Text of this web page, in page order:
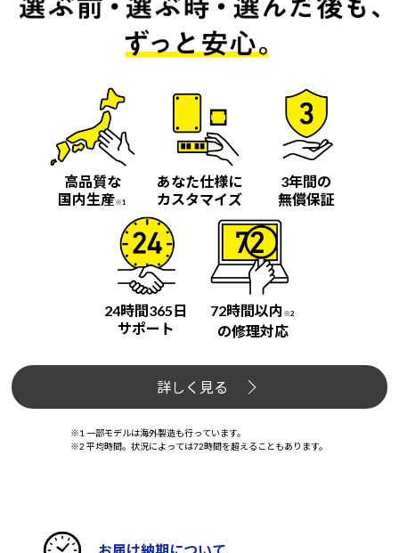
高品質な
国内生産※1
あなた仕様に
カスタマイズ
3年間の
無償保証
24時間365日
サポート
72時間以内 ※2
の修理対応
詳しく見る
※1 一部モデルは海外製造も行っています。
※2 平均時間。状況によっては72時間を超えることもあります。